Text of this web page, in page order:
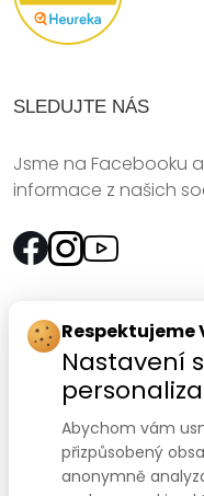
SLEDUJTE NÁS
Jsme na Facebooku
informace z našich
Rychlý kontakt:
SANOMED, spol. s r.o.
Palackého třída 240/
612 00 Brno-Královo
Respektujeme
Nastavení
Abychom vám
přizpůsobený
anonymně